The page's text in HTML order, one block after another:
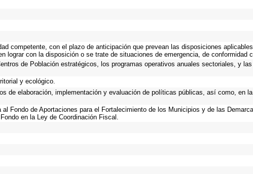
competente, con el plazo de anticipación que prevean las disposiciones
lograr con la disposición o se trate de situaciones de emergencia, de conformidad
de Población estratégicos, los programas operativos anuales sectoriales, y
y ecológico.
de elaboración, implementación y evaluación de políticas públicas, así como, en
Fondo de Aportaciones para el Fortalecimiento de los Municipios y de las
en la Ley de Coordinación Fiscal.